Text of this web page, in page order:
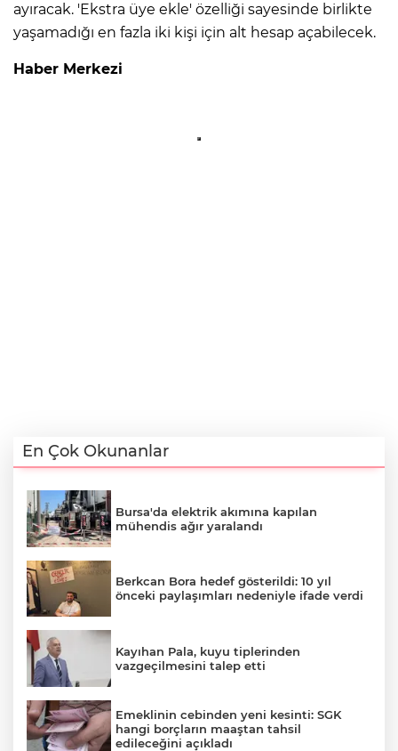
ayıracak. 'Ekstra üye ekle' özelliği sayesinde birlikte
yaşamadığı en fazla iki kişi için alt hesap açabilecek.
Haber Merkezi
En Çok Okunanlar
Bursa'da elektrik akımına kapılan
mühendis ağır yaralandı
Berkcan Bora hedef gösterildi: 10 yıl
önceki paylaşımları nedeniyle ifade verdi
Kayıhan Pala, kuyu tiplerinden
vazgeçilmesini talep etti
Emeklinin cebinden yeni kesinti: SGK
hangi borçların maaştan tahsil
edileceğini açıkladı